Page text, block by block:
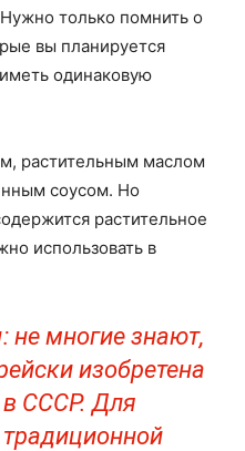
только помнить о
вы планируется
одинаковую
растительным маслом
соусом. Но
растительное
использовать в
не многие знают,
изобретена
в СССР. Для